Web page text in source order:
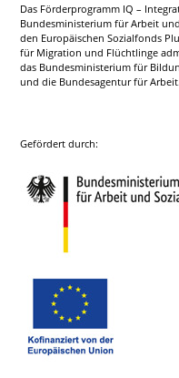
Das Förderprogramm IQ –
Bundesministerium für Arbeit
den Europäischen Sozialfonds
für Migration und Flüchtlinge
das Bundesministerium für
und die Bundesagentur für Arbeit.
Gefördert durch: